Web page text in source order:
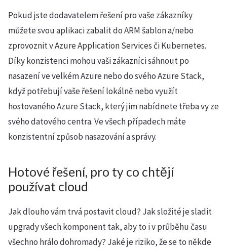
Pokud jste dodavatelem řešení pro vaše zákazníky
můžete svou aplikaci zabalit do ARM šablon a/nebo
zprovoznit v Azure Application Services či Kubernetes.
Díky konzistenci mohou vaši zákazníci sáhnout po
nasazení ve velkém Azure nebo do svého Azure Stack,
když potřebují vaše řešení lokálně nebo využít
hostovaného Azure Stack, který jim nabídnete třeba vy ze
svého datového centra. Ve všech případech máte
konzistentní způsob nasazování a správy.
Hotové řešení, pro ty co chtějí
používat cloud
Jak dlouho vám trvá postavit cloud? Jak složité je sladit
upgrady všech komponent tak, aby to i v průběhu času
všechno hrálo dohromady? Jaké je riziko, že se to někde